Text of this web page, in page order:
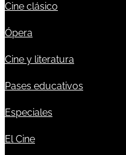
Cine clásico
Ópera
Cine y literatura
Pases educativos
Especiales
El Cine